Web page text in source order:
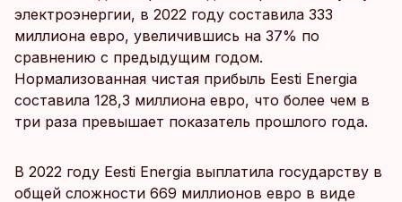
электроэнергии, в 2022 году составила 333
миллиона евро, увеличившись на 37% по
сравнению с предыдущим годом.
Нормализованная чистая прибыль Eesti Energia
составила 128,3 миллиона евро, что более чем в
три раза превышает показатель прошлого года.
В 2022 году Eesti Energia выплатила государству в
общей сложности 669 миллионов евро в виде